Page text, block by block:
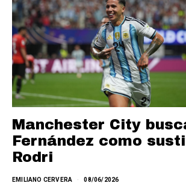
Manchester City
Fernández como
Rodri
EMILIANO CERVERA 08/06/2026